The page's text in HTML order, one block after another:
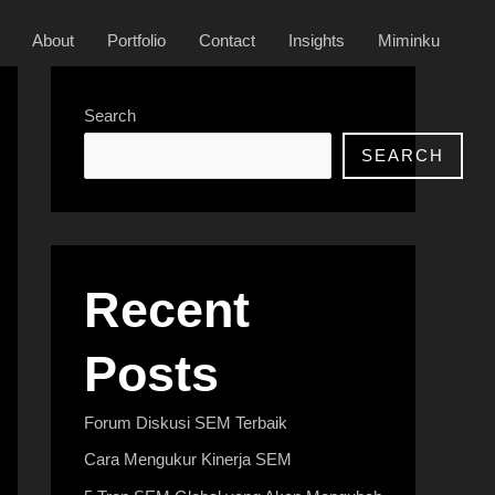
About Portfolio Contact Insights Miminku
Search
SEARCH
Recent
Posts
Forum Diskusi SEM Terbaik
Cara Mengukur Kinerja SEM